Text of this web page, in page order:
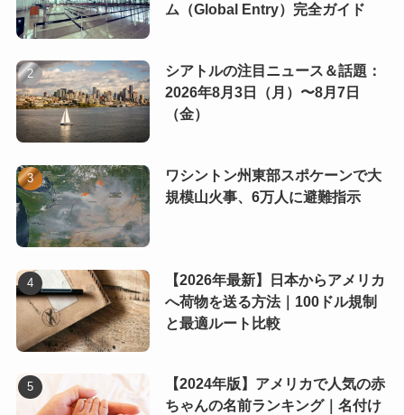
ム（Global Entry）完全ガイド
シアトルの注目ニュース＆話題：
2026年8月3日（月）〜8月7日
（金）
ワシントン州東部スポケーンで大
規模山火事、6万人に避難指示
【2026年最新】日本からアメリカ
へ荷物を送る方法｜100ドル規制
と最適ルート比較
【2024年版】アメリカで人気の赤
ちゃんの名前ランキング｜名付け